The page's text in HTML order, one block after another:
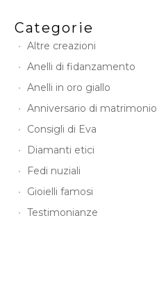
Categorie
Altre creazioni
Anelli di fidanzamento
Anelli in oro giallo
Anniversario di matrimonio
Consigli di Eva
Diamanti etici
Fedi nuziali
Gioielli famosi
Testimonianze